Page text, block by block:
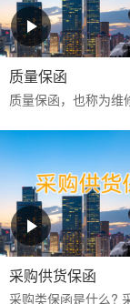
质量保函
采购供货保函